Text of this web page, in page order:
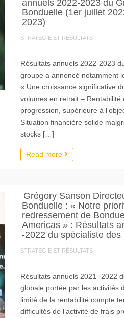
annuels 2022-2023 du
Bonduelle (1er juillet
2023)
STRATEGIE ET RÉSULTATS
Résultats annuels 2022-2023
groupe a annoncé notamment
« Une croissance significative
volumes en retrait –
progression, supérieure à
Situation financière solide
stocks […]
Read more
Grégory Sanson
Bonduelle : « Notre
redressement de
Americas » : Résultats
-2022 du spécialiste des
STRATEGIE ET RÉSULTATS
Résultats annuels 2021 -2022
globale portée par les activités
limité de la rentabilité compte
difficultés de l’activité de frais